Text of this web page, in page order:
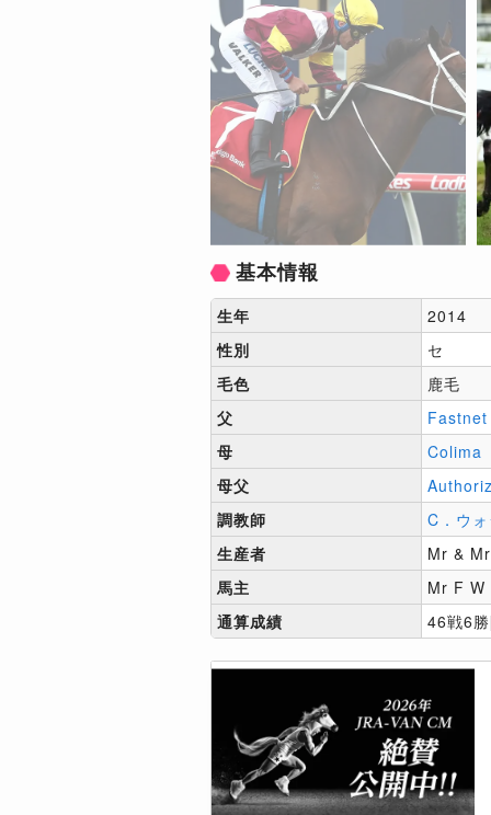
基本情報
生年
2014
性別
セ
毛色
鹿毛
父
母
Colima
母父
調教師
C．ウ
生産者
Mr &
馬主
Mr F
通算成績
46戦6